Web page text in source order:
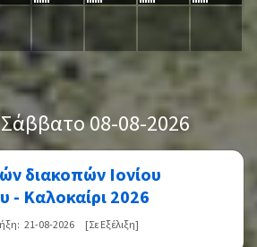
08-08-2026
διακοπών Ιονίου
- Καλοκαίρι 2026
21-08-2026 [Σε Εξέλιξη]